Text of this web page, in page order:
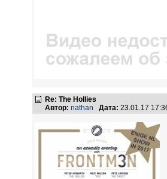
Re: The Hollies
Автор: nathan Дата: 23.01.17